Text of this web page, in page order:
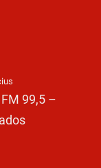
99,5 –